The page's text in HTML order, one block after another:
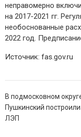
неправомерно
на 2017-2021 гг.
необоснованные
2022 год.
Источник: fas.gov.ru
Навигация
по
записям
В подмосковном
Пушкинский
ЛЭП